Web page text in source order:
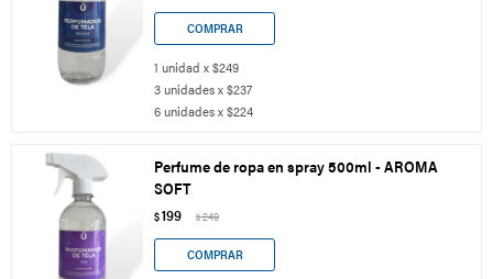
1 unidad x $249
3 unidades x $237
6 unidades x $224
Perfume de ropa en spray 500ml - AROMA
SOFT
$199 $249